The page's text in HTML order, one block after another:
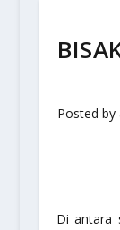
Posted by
Di antara